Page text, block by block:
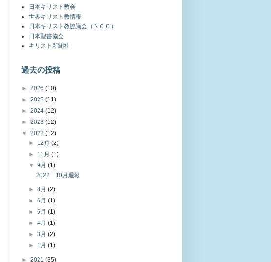
日本キリスト教会
世界キリスト教情報
日本キリスト教協議会（ＮＣＣ）
日本聖書協会
キリスト新聞社
過去の投稿
► 2026 (10)
► 2025 (11)
► 2024 (12)
► 2023 (12)
▼ 2022 (12)
► 12月(2)
► 11月(1)
▼9月(1)
2022 10月週報
►8月(2)
►6月(1)
►5月(1)
►4月(1)
►3月(2)
► 1月(1)
► 2021 (35)